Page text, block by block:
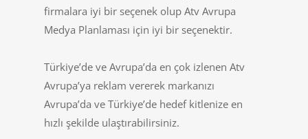
firmalara iyi bir seçenek olup Atv Avrupa
Medya Planlaması için iyi bir seçenektir.
Türkiye’de ve Avrupa’da en çok izlenen Atv
Avrupa’ya reklam vererek markanızı
Avrupa’da ve Türkiye’de hedef kitlenize en
hızlı şekilde ulaştırabilirsiniz.